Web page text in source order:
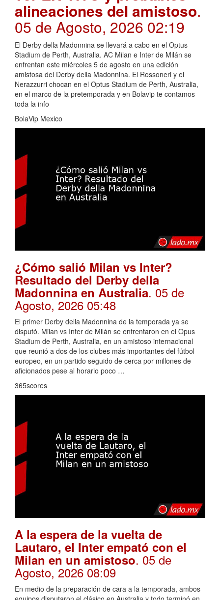
alineaciones del amistoso.
05 de Agosto, 2026 02:19
El Derby della Madonnina se llevará a cabo en el Optus
Stadium de Perth, Australia. AC Milan e Inter de Milán se
enfrentan este miércoles 5 de agosto en una edición
amistosa del Derby della Madonnina. El Rossoneri y el
Nerazzurri chocan en el Optus Stadium de Perth, Australia,
en el marco de la pretemporada y en Bolavip te contamos
toda la info
BolaVip Mexico
¿Cómo salió Milan vs Inter?
Resultado del Derby della
Madonnina en Australia. 05 de
Agosto, 2026 05:48
El primer Derby della Madonnina de la temporada ya se
disputó. Milan vs Inter de Milán se enfrentaron en el Opus
Stadium de Perth, Australia, en un amistoso internacional
que reunió a dos de los clubes más importantes del fútbol
europeo, en un partido seguido de cerca por millones de
aficionados pese al horario poco …
365scores
A la espera de la vuelta de
Lautaro, el Inter empató con el
Milan en un amistoso. 05 de
Agosto, 2026 08:09
En medio de la preparación de cara a la temporada, ambos